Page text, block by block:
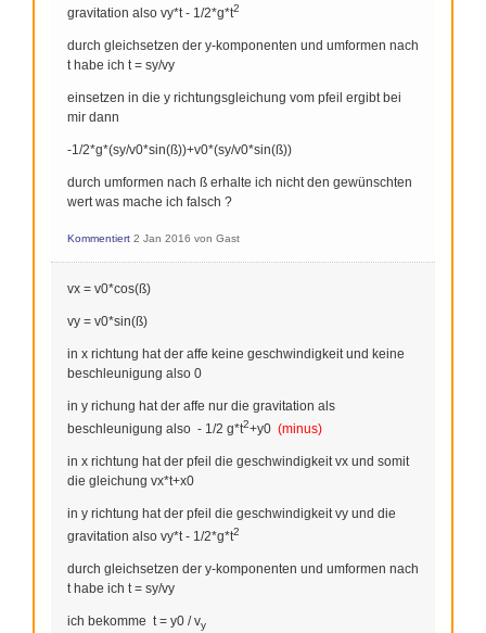
gravitation also vy*t - 1/2*g*t2
durch gleichsetzen der y-komponenten und umformen nach
t habe ich t = sy/vy
einsetzen in die y richtungsgleichung vom pfeil ergibt bei
mir dann
-1/2*g*(sy/v0*sin(ß))+v0*(sy/v0*sin(ß))
durch umformen nach ß erhalte ich nicht den gewünschten
wert was mache ich falsch ?
Kommentiert 2 Jan 2016 von Gast
vx = v0*cos(ß)
vy = v0*sin(ß)
in x richtung hat der affe keine geschwindigkeit und keine
beschleunigung also 0
in y richung hat der affe nur die gravitation als
beschleunigung also - 1/2 g*t2+y0 (minus)
in x richtung hat der pfeil die geschwindigkeit vx und somit
die gleichung vx*t+x0
in y richtung hat der pfeil die geschwindigkeit vy und die
gravitation also vy*t - 1/2*g*t2
durch gleichsetzen der y-komponenten und umformen nach
t habe ich t = sy/vy
ich bekomme t = y0 / vy